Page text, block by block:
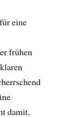
eine
frühen
damit,